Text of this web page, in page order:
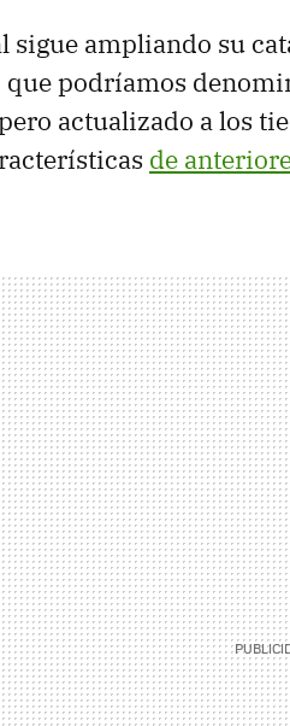
sigue ampliando su
que podríamos
actualizado a los
de